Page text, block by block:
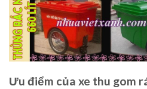
Ưu điểm của xe thu gom